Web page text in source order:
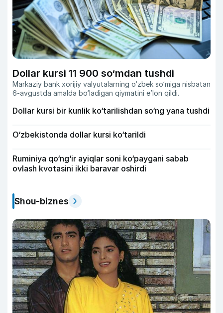
Dollar kursi 11 900 so‘mdan tushdi
Markaziy bank xorijiy valyutalarning o‘zbek so‘miga nisbatan
6-avgustda amalda bo‘ladigan qiymatini eʼlon qildi.
Dollar kursi bir kunlik ko‘tarilishdan so‘ng yana tushdi
O‘zbekistonda dollar kursi ko‘tarildi
Ruminiya qo‘ng‘ir ayiqlar soni ko‘paygani sabab
ovlash kvotasini ikki baravar oshirdi
Shou-biznes